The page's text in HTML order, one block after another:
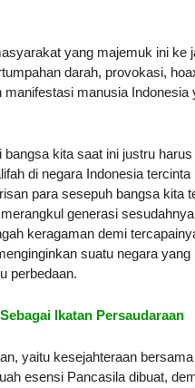
yang majemuk ini ke
darah, provokasi,
manusia Indonesia
kita saat ini justru harus
di negara Indonesia tercinta
para sesepuh bangsa kita
generasi
keragaman demi
suatu negara yang
perbedaan.
Ikatan Persaudaraan
yaitu kesejahteraan
esensi Pancasila dibuat,